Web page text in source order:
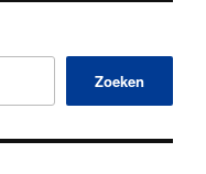
Zoeken